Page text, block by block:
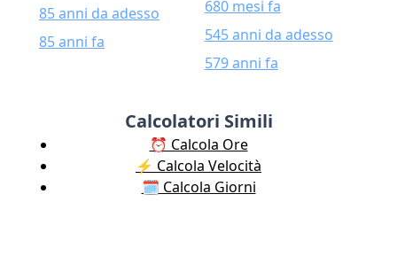
85 anni da adesso
85 anni fa
680 mesi fa
545 anni da adesso
579 anni fa
Calcolatori Simili
⏰ Calcola Ore
⚡️ Calcola Velocità
🗓️ Calcola Giorni